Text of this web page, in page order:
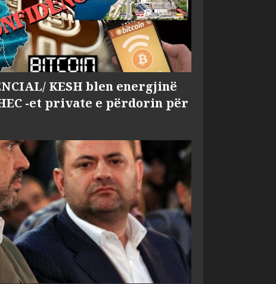
KESH blen energjinë
-et private e përdorin për